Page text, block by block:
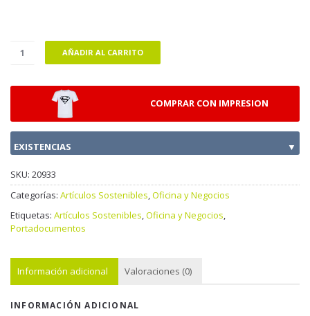
AÑADIR AL CARRITO
COMPRAR CON IMPRESION
EXISTENCIAS ▼
SKU: 20933
Categorías: Artículos Sostenibles,Oficina y Negocios
Etiquetas: Artículos Sostenibles,Oficina y Negocios,
Portadocumentos
Información adicional Valoraciones (0)
INFORMACIÓN ADICIONAL